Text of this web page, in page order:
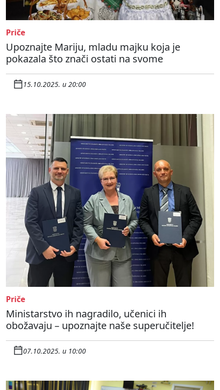
Priče
Upoznajte Mariju, mladu majku koja je
pokazala što znači ostati na svome
15.10.2025. u 20:00
Priče
Ministarstvo ih nagradilo, učenici ih
obožavaju – upoznajte naše superučitelje!
07.10.2025. u 10:00